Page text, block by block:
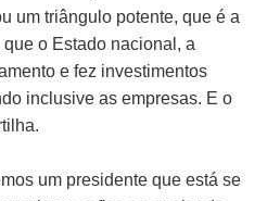
um triângulo potente, que é a
o Estado nacional, a
e fez investimentos
inclusive as empresas. E o
um presidente que está se